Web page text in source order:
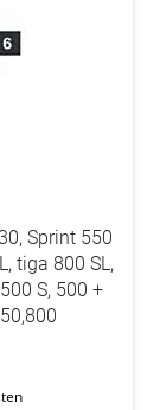
Sprint 550
tiga 800 SL,
S, 500 +